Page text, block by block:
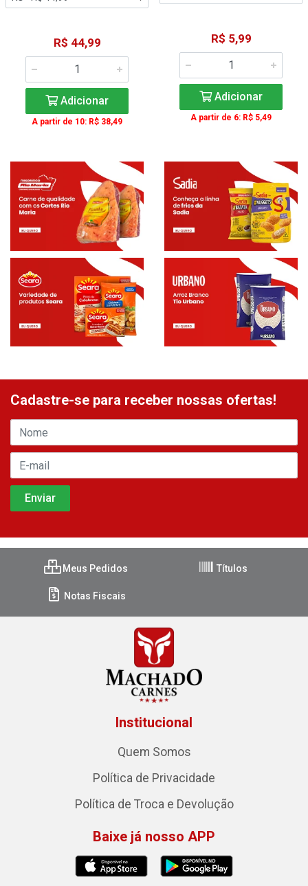
R$ 44,99
Adicionar
A partir de 10: R$ 38,49
R$ 5,99
Adicionar
A partir de 6: R$ 5,49
Cadastre-se para receber nossas ofertas!
Meus Pedidos Títulos
Notas Fiscais
Institucional
Quem Somos
Política de Privacidade
Política de Troca e Devolução
Baixe já nosso APP